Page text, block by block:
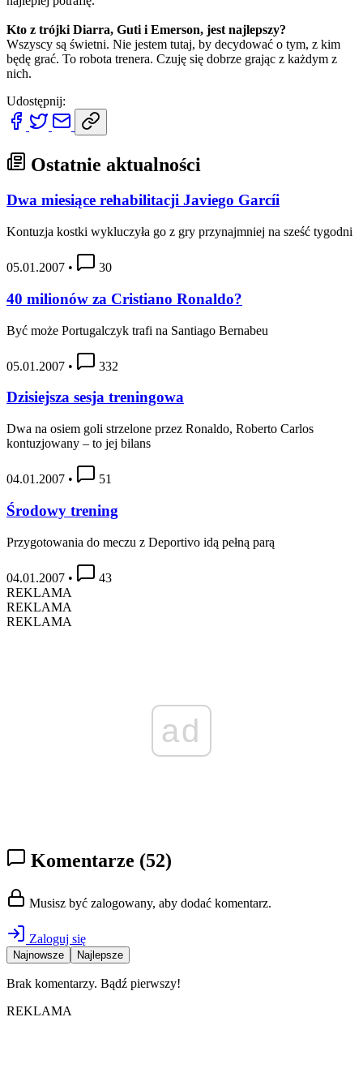
Kto z trójki Diarra, Guti i Emerson, jest najlepszy?
Wszyscy są świetni. Nie jestem tutaj, by decydować o tym, z kim
będę grać. To robota trenera. Czuję się dobrze grając z każdym z
nich.
Udostępnij:
Ostatnie aktualności
Dwa miesiące rehabilitacji Javiego Garcíi
Kontuzja kostki wykluczyła go z gry przynajmniej na sześć tygodni
05.01.2007 • 30
40 milionów za Cristiano Ronaldo?
Być może Portugalczyk trafi na Santiago Bernabeu
05.01.2007 • 332
Dzisiejsza sesja treningowa
Dwa na osiem goli strzelone przez Ronaldo, Roberto Carlos
kontuzjowany – to jej bilans
04.01.2007 • 51
Środowy trening
Przygotowania do meczu z Deportivo idą pełną parą
04.01.2007 •
43
REKLAMA
REKLAMA
REKLAMA
ad
Komentarze (52)
Musisz być zalogowany, aby dodać komentarz.
Zaloguj się
Najnowsze Najlepsze
Brak komentarzy. Bądź pierwszy!
REKLAMA